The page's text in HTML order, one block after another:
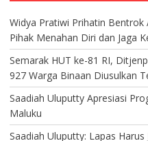
Widya Pratiwi Prihatin
Pihak Menahan Diri dan Jaga
Semarak HUT ke-81 RI,
927 Warga Binaan Diusulkan
Saadiah Uluputty Apresiasi
Maluku
Saadiah Uluputty: Lapas